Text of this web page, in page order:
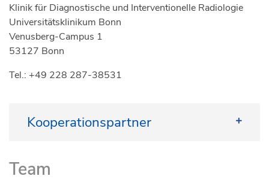
Klinik für Diagnostische und Interventionelle Radiologie
Universitätsklinikum Bonn
Venusberg-Campus 1
53127 Bonn
Tel.: +49 228 287-38531
Kooperationspartner
Team